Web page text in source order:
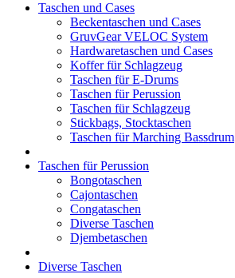
Taschen und Cases
Beckentaschen und Cases
GruvGear VELOC System
Hardwaretaschen und Cases
Koffer für Schlagzeug
Taschen für E-Drums
Taschen für Perussion
Taschen für Schlagzeug
Stickbags, Stocktaschen
Taschen für Marching Bassdrum
Taschen für Perussion
Bongotaschen
Cajontaschen
Congataschen
Diverse Taschen
Djembetaschen
Diverse Taschen